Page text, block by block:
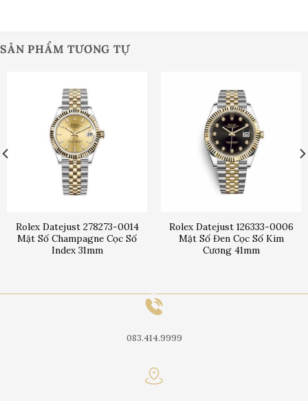
SẢN PHẨM TƯƠNG TỰ
Rolex Datejust 278273-0014
Mặt Số Champagne Cọc Số
Index 31mm
Rolex Datejust 126333-0006
Mặt Số Đen Cọc Số Kim
Cương 41mm
083.414.9999